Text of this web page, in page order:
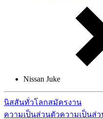
Nissan Juke
นิสสันทั่วโลกสมัครงาน
ความเป็นส่วนตัวความเป็นส่ว